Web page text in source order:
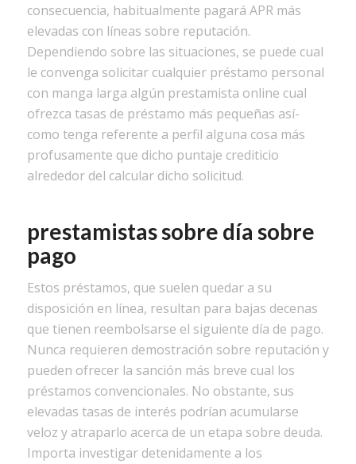
consecuencia, habitualmente pagará APR más
elevadas con líneas sobre reputación.
Dependiendo sobre las situaciones, se puede cual
le convenga solicitar cualquier préstamo personal
con manga larga algún prestamista online cual
ofrezca tasas de préstamo más pequeñas así­
como tenga referente a perfil alguna cosa más
profusamente que dicho puntaje crediticio
alrededor del calcular dicho solicitud.
prestamistas sobre día sobre
pago
Estos préstamos, que suelen quedar a su
disposición en línea, resultan para bajas decenas
que tienen reembolsarse el siguiente día de pago.
Nunca requieren demostración sobre reputación y
pueden ofrecer la sanción más breve cual los
préstamos convencionales. No obstante, sus
elevadas tasas de interés podrían acumularse
veloz y atraparlo acerca de un etapa sobre deuda.
Importa investigar detenidamente a los